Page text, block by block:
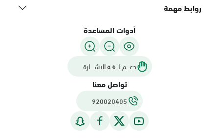
روابط مهمة
أدوات المساعدة
دعـــم لـــغـة الاشــــارة
تواصل معنا
920020405